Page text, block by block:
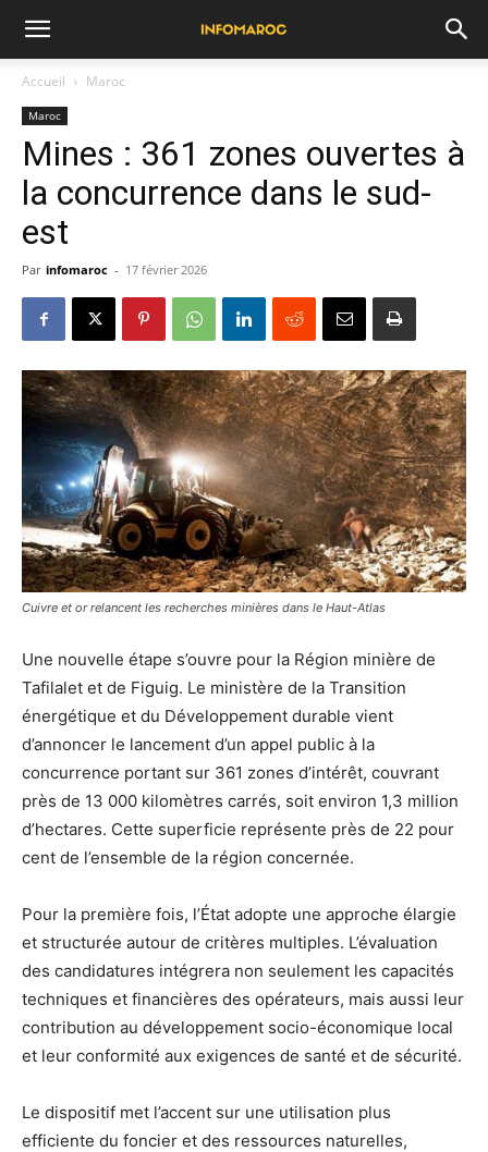
Accueil Maroc
Maroc
Mines : 361 zones ouvertes à
la concurrence dans le sud-
est
Par infomaroc - 17 février 2026
Cuivre et or relancent les recherches minières dans le Haut-Atlas
Une nouvelle étape s’ouvre pour la Région minière de
Tafilalet et de Figuig. Le ministère de la Transition
énergétique et du Développement durable vient
d’annoncer le lancement d’un appel public à la
concurrence portant sur 361 zones d’intérêt, couvrant
près de 13 000 kilomètres carrés, soit environ 1,3 million
d’hectares. Cette superficie représente près de 22 pour
cent de l’ensemble de la région concernée.
Pour la première fois, l’État adopte une approche élargie
et structurée autour de critères multiples. L’évaluation
des candidatures intégrera non seulement les capacités
techniques et financières des opérateurs, mais aussi leur
contribution au développement socio-économique local
et leur conformité aux exigences de santé et de sécurité.
Le dispositif met l’accent sur une utilisation plus
efficiente du foncier et des ressources naturelles,